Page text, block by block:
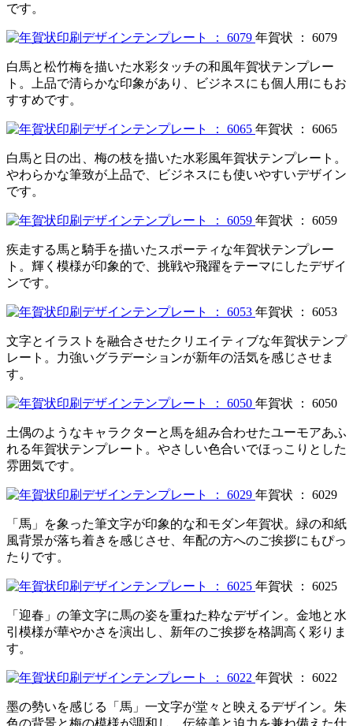
です。
年賀状 ： 6079
白馬と松竹梅を描いた水彩タッチの和風年賀状テンプレー
ト。上品で清らかな印象があり、ビジネスにも個人用にもお
すすめです。
年賀状 ： 6065
白馬と日の出、梅の枝を描いた水彩風年賀状テンプレート。
やわらかな筆致が上品で、ビジネスにも使いやすいデザイン
です。
年賀状 ： 6059
疾走する馬と騎手を描いたスポーティな年賀状テンプレー
ト。輝く模様が印象的で、挑戦や飛躍をテーマにしたデザイ
ンです。
年賀状 ： 6053
文字とイラストを融合させたクリエイティブな年賀状テンプ
レート。力強いグラデーションが新年の活気を感じさせま
す。
年賀状 ： 6050
土偶のようなキャラクターと馬を組み合わせたユーモアあふ
れる年賀状テンプレート。やさしい色合いでほっこりとした
雰囲気です。
年賀状 ： 6029
「馬」を象った筆文字が印象的な和モダン年賀状。緑の和紙
風背景が落ち着きを感じさせ、年配の方へのご挨拶にもぴっ
たりです。
年賀状 ： 6025
「迎春」の筆文字に馬の姿を重ねた粋なデザイン。金地と水
引模様が華やかさを演出し、新年のご挨拶を格調高く彩りま
す。
年賀状 ： 6022
墨の勢いを感じる「馬」一文字が堂々と映えるデザイン。朱
色の背景と梅の模様が調和し、伝統美と迫力を兼ね備えた仕